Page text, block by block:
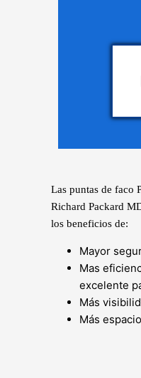
Las puntas de faco
Richard Packard
los beneficios de:
Mayor
Mas
excelente
Más
Más